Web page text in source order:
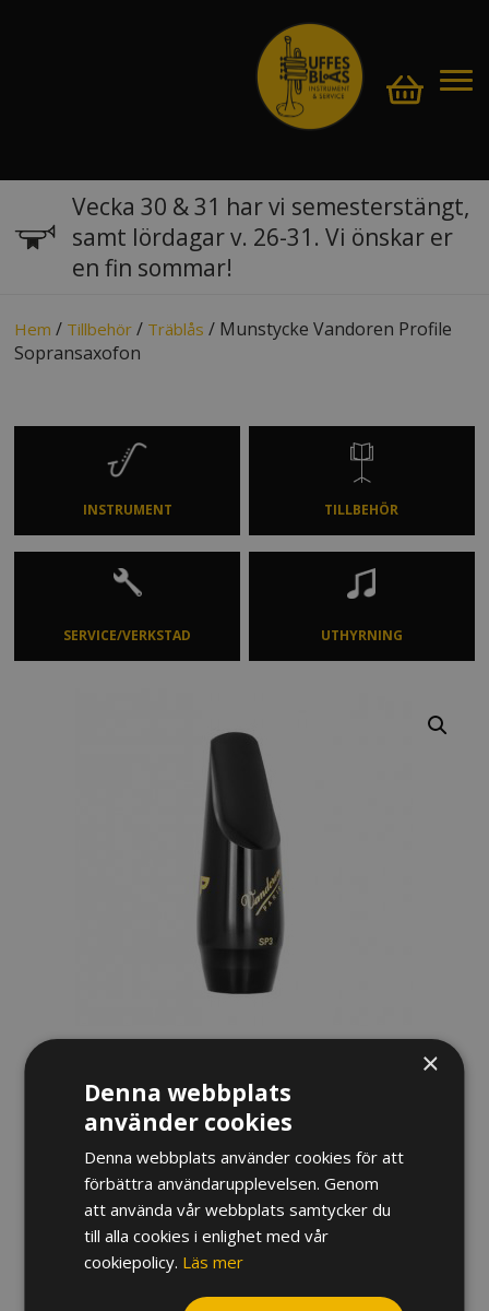
Vecka 30 & 31 har vi semesterstängt,
samt lördagar v. 26-31. Vi önskar er
en fin sommar!
Hem / Tillbehör / Träblås / Munstycke Vandoren Profile
Sopransaxofon
INSTRUMENT TILLBEHÖR
SERVICE/VERKSTAD UTHYRNING
MUNSTYCKE VANDOREN
PROFILE SOPRANSAXOFON
2 050kr
Variant
Munstycke
×
Denna webbplats
använder cookies
Denna webbplats använder cookies för att
förbättra användarupplevelsen. Genom
att använda vår webbplats samtycker du
till alla cookies i enlighet med vår
cookiepolicy. Läs mer